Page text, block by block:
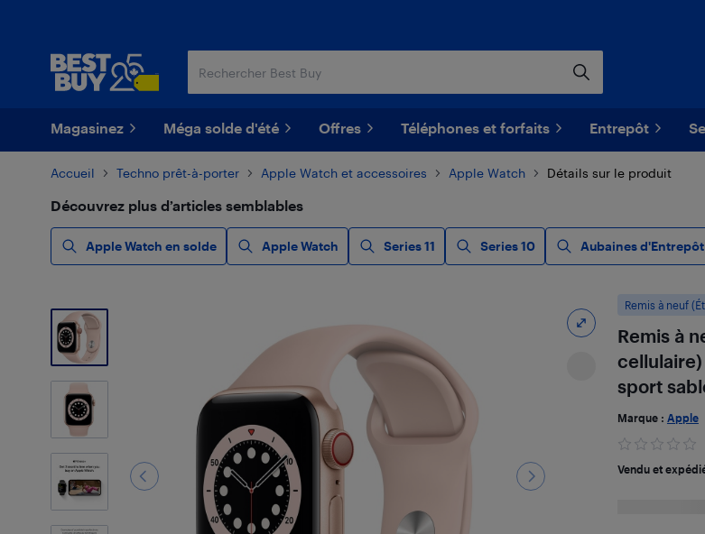
Magasinez Méga solde d'été Offres Téléphones et forfaits Entrepôt
Accueil Techno prêt-à-porter Apple Watch et accessoires Apple Watch Détails sur le produit
Découvrez plus d’articles semblables
Apple Watch en solde Apple Watch Series 11 Series 10 Aubaines d'Entrepôt
Remis à neuf
Remis à
sport
Marque : Apple
Vendu et